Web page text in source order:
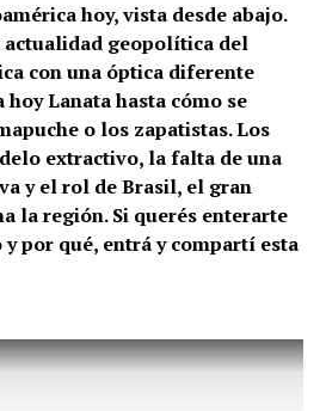
hoy, vista desde abajo.
actualidad geopolítica del
con una óptica diferente
Lanata hasta cómo se
o los zapatistas. Los
extractivo, la falta de una
y el rol de Brasil, el gran
la región. Si querés enterarte
y por qué, entrá y compartí esta